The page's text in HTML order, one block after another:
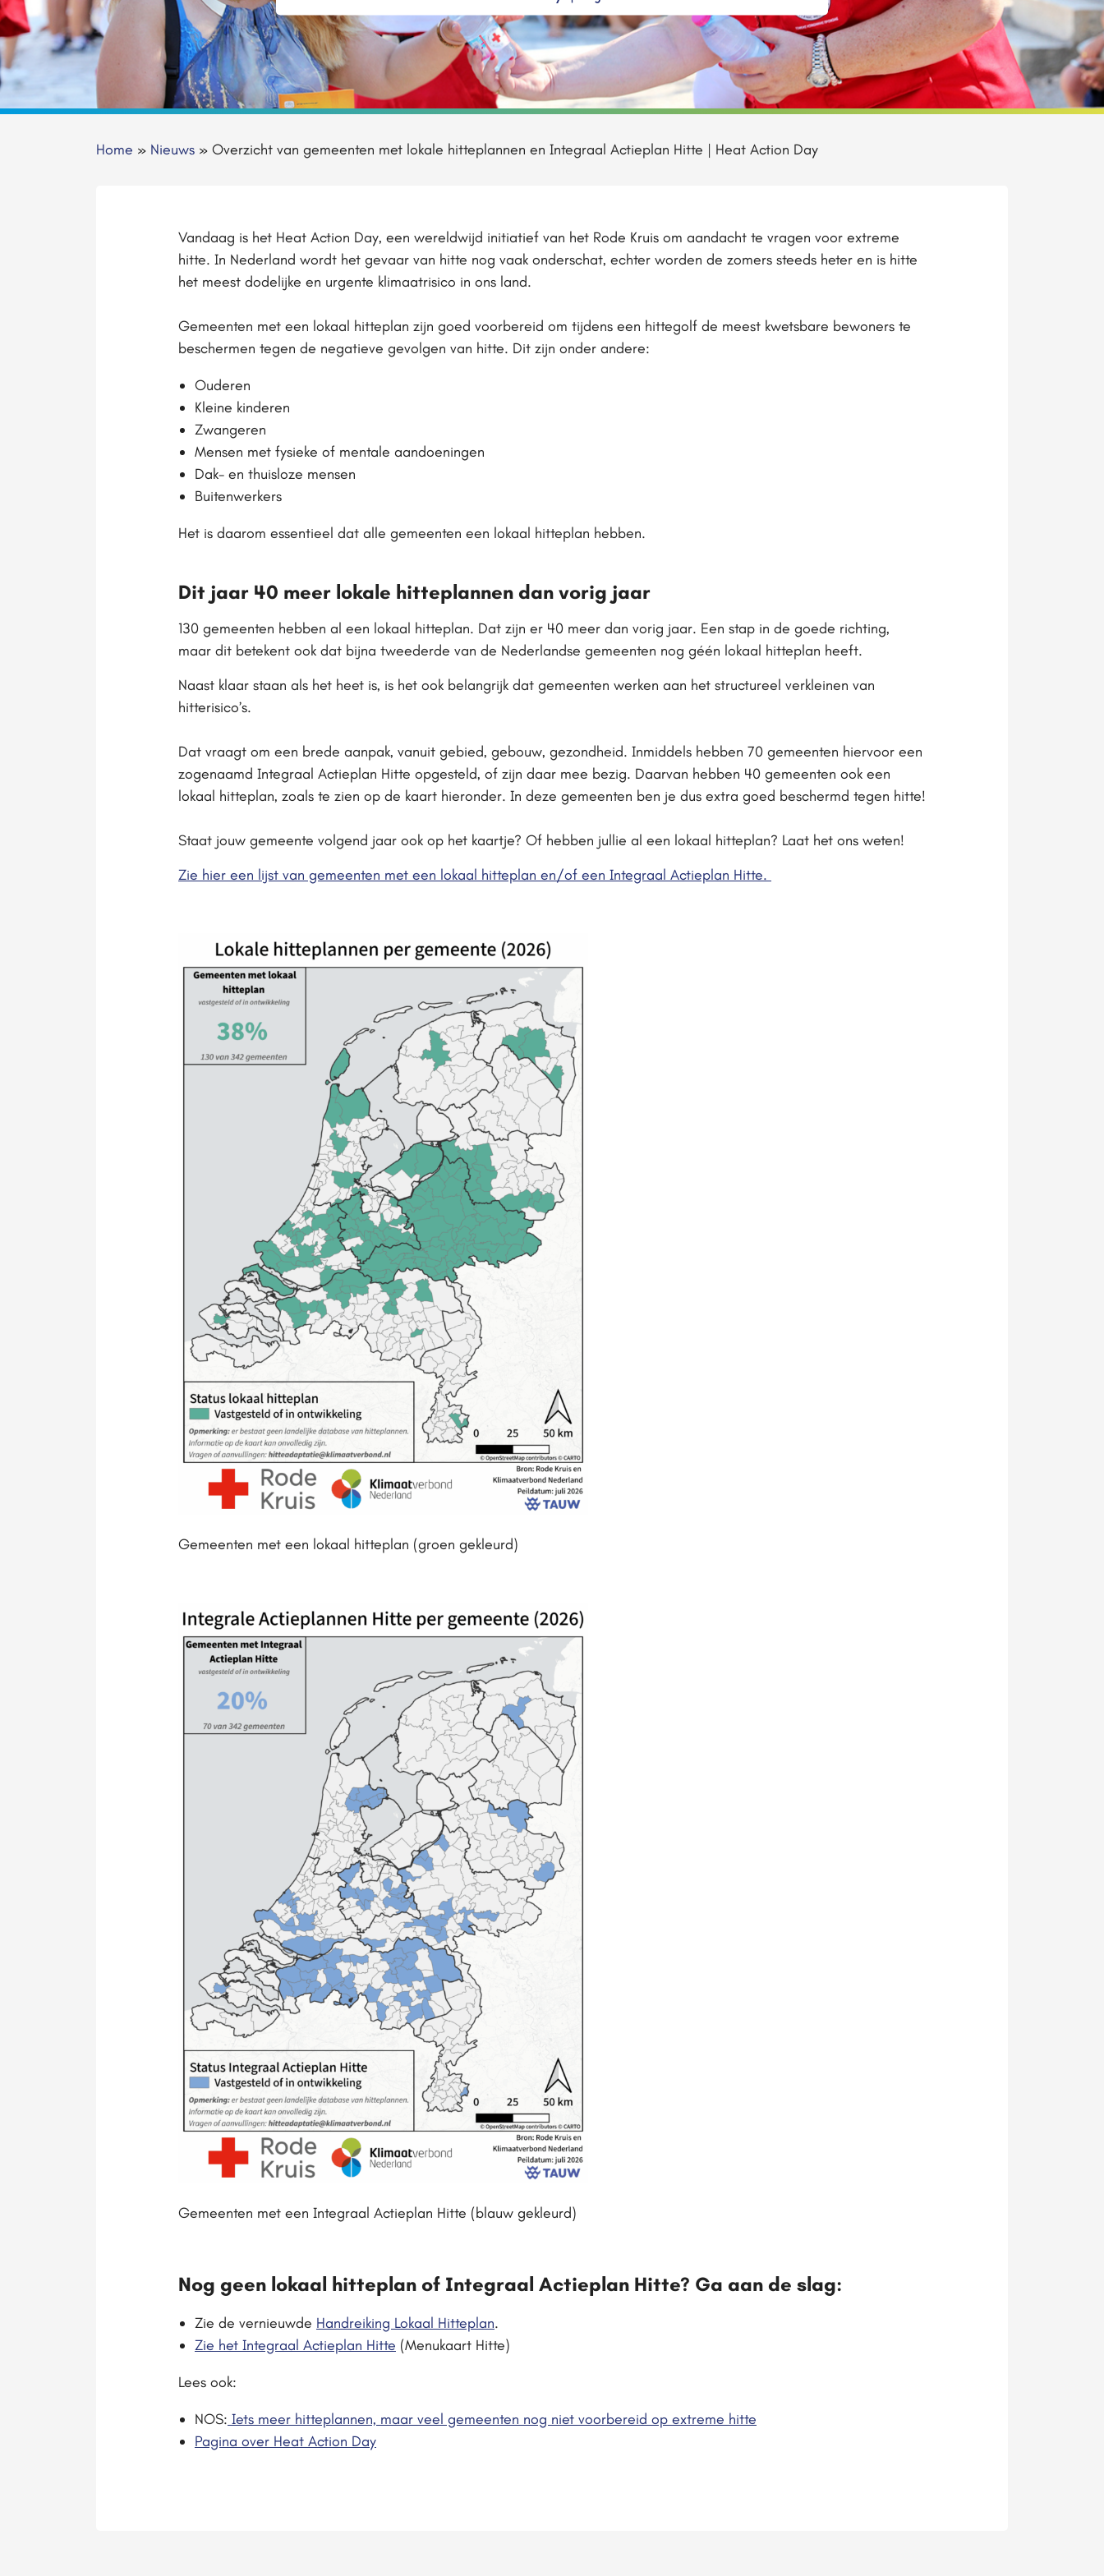
Home » Nieuws » Overzicht van gemeenten met lokale hitteplannen en Integraal Actieplan Hitte | Heat Action Day
Vandaag is het Heat Action Day, een wereldwijd initiatief van het Rode Kruis om aandacht te vragen voor extreme
hitte. In Nederland wordt het gevaar van hitte nog vaak onderschat, echter worden de zomers steeds heter en is hitte
het meest dodelijke en urgente klimaatrisico in ons land.
Gemeenten met een lokaal hitteplan zijn goed voorbereid om tijdens een hittegolf de meest kwetsbare bewoners te
beschermen tegen de negatieve gevolgen van hitte. Dit zijn onder andere:
Ouderen
Kleine kinderen
Zwangeren
Mensen met fysieke of mentale aandoeningen
Dak- en thuisloze mensen
Buitenwerkers
Het is daarom essentieel dat alle gemeenten een lokaal hitteplan hebben.
Dit jaar 40 meer lokale hitteplannen dan vorig jaar
130 gemeenten hebben al een lokaal hitteplan. Dat zijn er 40 meer dan vorig jaar. Een stap in de goede richting,
maar dit betekent ook dat bijna tweederde van de Nederlandse gemeenten nog géén lokaal hitteplan heeft.
Naast klaar staan als het heet is, is het ook belangrijk dat gemeenten werken aan het structureel verkleinen van
hitterisico’s.
Dat vraagt om een brede aanpak, vanuit gebied, gebouw, gezondheid. Inmiddels hebben 70 gemeenten hiervoor een
zogenaamd Integraal Actieplan Hitte opgesteld, of zijn daar mee bezig. Daarvan hebben 40 gemeenten ook een
lokaal hitteplan, zoals te zien op de kaart hieronder. In deze gemeenten ben je dus extra goed beschermd tegen hitte!
Staat jouw gemeente volgend jaar ook op het kaartje? Of hebben jullie al een lokaal hitteplan? Laat het ons weten!
Zie hier een lijst van gemeenten met een lokaal hitteplan en/of een Integraal Actieplan Hitte.
Gemeenten met een lokaal hitteplan (groen gekleurd)
Gemeenten met een Integraal Actieplan Hitte (blauw gekleurd)
Nog geen lokaal hitteplan of Integraal Actieplan Hitte? Ga aan de slag:
Zie de vernieuwde Handreiking Lokaal Hitteplan.
Zie het Integraal Actieplan Hitte (Menukaart Hitte)
Lees ook:
NOS: Iets meer hitteplannen, maar veel gemeenten nog niet voorbereid op extreme hitte
Pagina over Heat Action Day